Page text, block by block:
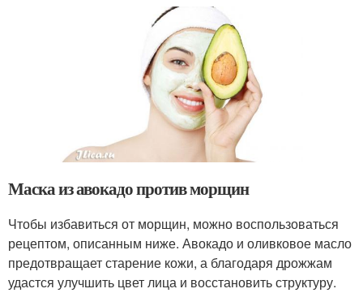
Маска из авокадо против морщин
Чтобы избавиться от морщин, можно воспользоваться
рецептом, описанным ниже. Авокадо и оливковое масло
предотвращает старение кожи, а благодаря дрожжам
удастся улучшить цвет лица и восстановить структуру.